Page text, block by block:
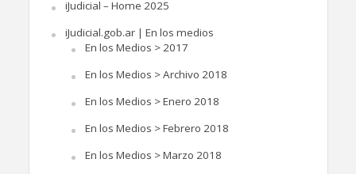
iJudicial – Home 2025
iJudicial.gob.ar | En los medios
En los Medios > 2017
En los Medios > Archivo 2018
En los Medios > Enero 2018
En los Medios > Febrero 2018
En los Medios > Marzo 2018